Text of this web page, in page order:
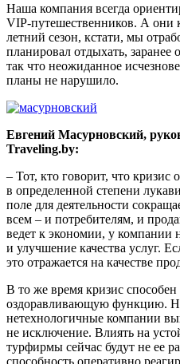
Наша компания всегда
VIP-путешественников. А они
летний сезон, кстати, мы
планировал отдыхать, заранее
так что неожиданное
планы не нарушило.
Евгений Масурновский,
Traveling.by:
– Тот, кто говорит, что
в определенной степени
поле для деятельности
всем – и потребителям, и
ведет к экономии, у компании
и улучшение качества услуг.
это отражается на качестве
В то же время кризис
оздоравливающую функцию.
нетехнологичные компании
не исключение. Влиять на
турфирмы сейчас будут не ее
способность оперативно